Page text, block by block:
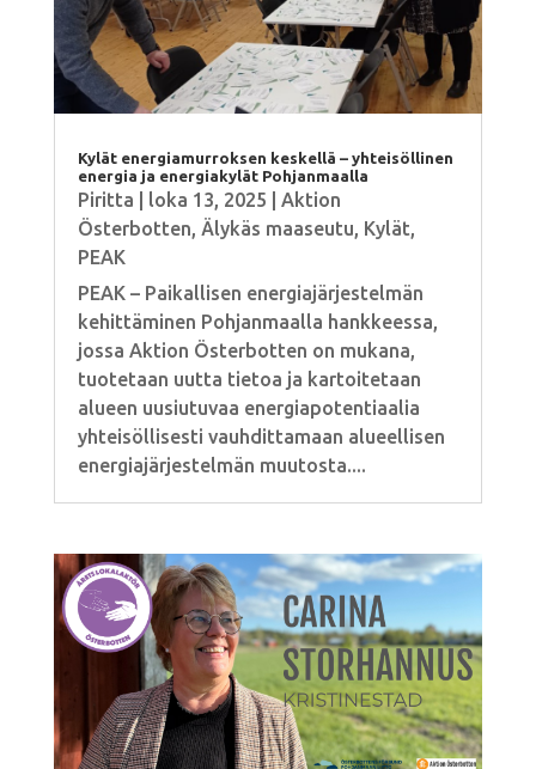
Kylät energiamurroksen keskellä – yhteisöllinen
energia ja energiakylät Pohjanmaalla
Piritta loka 13, 2025
Aktion
Österbotten, Älykäs maaseutu, Kylät,
PEAK
PEAK – Paikallisen energiajärjestelmän
kehittäminen Pohjanmaalla hankkeessa,
jossa Aktion Österbotten on mukana,
tuotetaan uutta tietoa ja kartoitetaan
alueen uusiutuvaa energiapotentiaalia
yhteisöllisesti vauhdittamaan alueellisen
energiajärjestelmän muutosta....